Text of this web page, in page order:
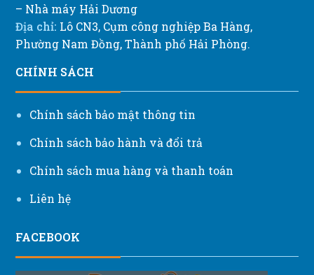
– Nhà máy Hải Dương
Địa chỉ: Lô CN3, Cụm công nghiệp Ba Hàng,
Phường Nam Đồng, Thành phố Hải Phòng.
CHÍNH SÁCH
Chính sách bảo mật thông tin
Chính sách bảo hành và đổi trả
Chính sách mua hàng và thanh toán
Liên hệ
FACEBOOK